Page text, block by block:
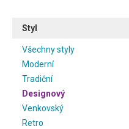
Styl
Všechny styly
Moderní
Tradiční
Designový
Venkovský
Retro